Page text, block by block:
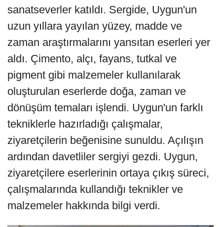
sanatseverler katıldı. Sergide, Uygun'un
uzun yıllara yayılan yüzey, madde ve
zaman araştırmalarını yansıtan eserleri yer
aldı. Çimento, alçı, fayans, tutkal ve
pigment gibi malzemeler kullanılarak
oluşturulan eserlerde doğa, zaman ve
dönüşüm temaları işlendi. Uygun'un farklı
tekniklerle hazırladığı çalışmalar,
ziyaretçilerin beğenisine sunuldu. Açılışın
ardından davetliler sergiyi gezdi. Uygun,
ziyaretçilere eserlerinin ortaya çıkış süreci,
çalışmalarında kullandığı teknikler ve
malzemeler hakkında bilgi verdi.